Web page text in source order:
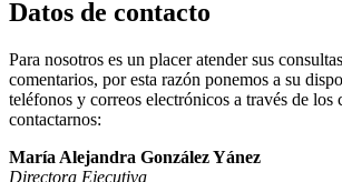
Datos de contacto
Para nosotros es un placer atender sus
comentarios, por esta razón ponemos a su
teléfonos y correos electrónicos a través de los
contactarnos:
María Alejandra González Yánez
Directora Ejecutiva